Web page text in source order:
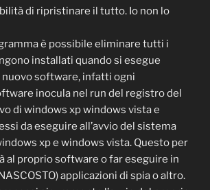
di ripristinare il tutto. Io non lo
è possibile eliminare tutti i
installati quando si esegue
nuovo software, infatti ogni
inocula nel run del registro del
di windows xp windows vista e
da eseguire all’avvio del sistema
xp e windows vista. Questo per
al proprio software o far eseguire in
applicazioni di spia o altro.